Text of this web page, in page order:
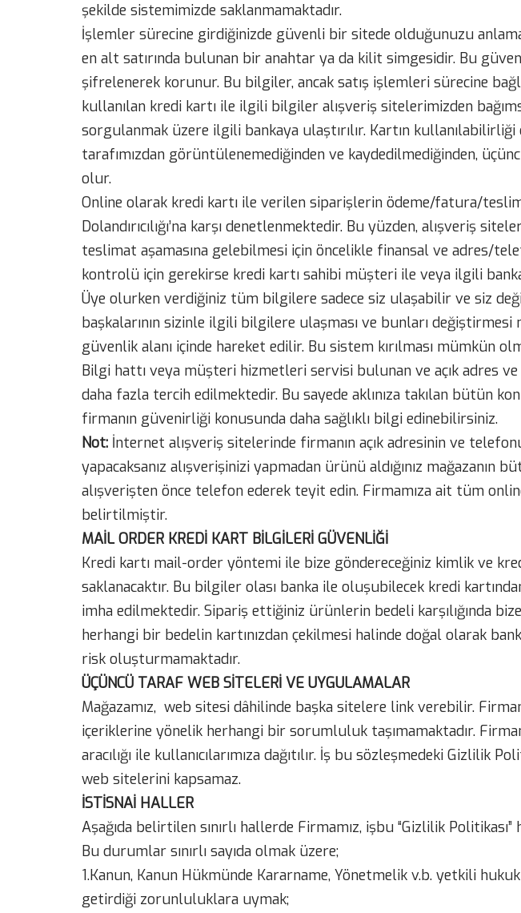
şekilde sistemimizde saklanmamaktadır.
İşlemler sürecine girdiğinizde güvenli bir sitede olduğunuzu
en alt satırında bulunan bir anahtar ya da kilit simgesidir. Bu
şifrelenerek korunur. Bu bilgiler, ancak satış işlemleri sürecine
kullanılan kredi kartı ile ilgili bilgiler alışveriş sitelerimizden
sorgulanmak üzere ilgili bankaya ulaştırılır. Kartın
tarafımızdan görüntülenemediğinden ve kaydedilmediğinden,
olur.
Online olarak kredi kartı ile verilen siparişlerin ödeme/fatura/
Dolandırıcılığı’na karşı denetlenmektedir. Bu yüzden, alışveriş
teslimat aşamasına gelebilmesi için öncelikle finansal ve adres/
kontrolü için gerekirse kredi kartı sahibi müşteri ile veya ilgili
Üye olurken verdiğiniz tüm bilgilere sadece siz ulaşabilir ve siz
başkalarının sizinle ilgili bilgilere ulaşması ve bunları
güvenlik alanı içinde hareket edilir. Bu sistem kırılması mümkün
Bilgi hattı veya müşteri hizmetleri servisi bulunan ve açık adres
daha fazla tercih edilmektedir. Bu sayede aklınıza takılan bütün
firmanın güvenirliği konusunda daha sağlıklı bilgi edinebilirsiniz.
Not: İnternet alışveriş sitelerinde firmanın açık adresinin ve
yapacaksanız alışverişinizi yapmadan ürünü aldığınız
alışverişten önce telefon ederek teyit edin. Firmamıza ait tüm
belirtilmiştir.
MAİL ORDER KREDİ KART BİLGİLERİ GÜVENLİĞİ
Kredi kartı mail-order yöntemi ile bize göndereceğiniz kimlik ve
saklanacaktır. Bu bilgiler olası banka ile oluşubilecek kredi
imha edilmektedir. Sipariş ettiğiniz ürünlerin bedeli karşılığında
herhangi bir bedelin kartınızdan çekilmesi halinde doğal olarak
risk oluşturmamaktadır.
ÜÇÜNCÜ TARAF WEB SİTELERİ VE UYGULAMALAR
Mağazamız, web sitesi dâhilinde başka sitelere link verebilir.
içeriklerine yönelik herhangi bir sorumluluk taşımamaktadır.
aracılığı ile kullanıcılarımıza dağıtılır. İş bu sözleşmedeki Gizlilik
web sitelerini kapsamaz.
İSTİSNAİ HALLER
Aşağıda belirtilen sınırlı hallerde Firmamız, işbu “Gizlilik
Bu durumlar sınırlı sayıda olmak üzere;
1.Kanun, Kanun Hükmünde Kararname, Yönetmelik v.b. yetkili
getirdiği zorunluluklara uymak;